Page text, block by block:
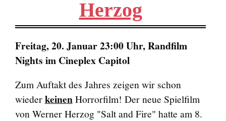
Herzog
Freitag, 20. Januar 23:00 Uhr, Randfilm
Nights im Cineplex Capitol
Zum Auftakt des Jahres zeigen wir schon
wiederkeinen Horrorfilm! Der neue Spielfilm
von Werner Herzog "Salt and Fire" hatte am 8.